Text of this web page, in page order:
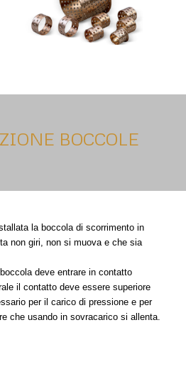
BOCCOLE
la boccola di scorrimento in
non giri, non si muova e che sia
deve entrare in contatto
il contatto deve essere superiore
per il carico di pressione e per
che usando in sovracarico si allenta.